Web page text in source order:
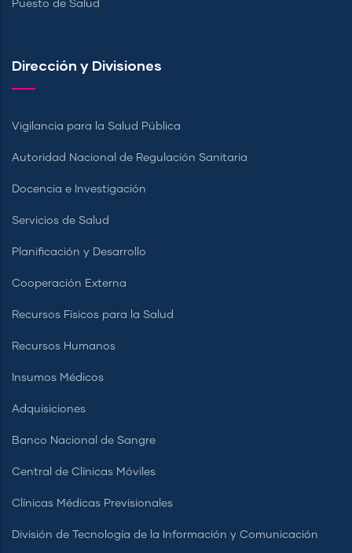
Puesto de Salud
Dirección y Divisiones
Vigilancia para la Salud Pública
Autoridad Nacional de Regulación Sanitaria
Docencia e Investigación
Servicios de Salud
Planificación y Desarrollo
Cooperación Externa
Recursos Físicos para la Salud
Recursos Humanos
Insumos Médicos
Adquisiciones
Banco Nacional de Sangre
Central de Clínicas Móviles
Clínicas Médicas Previsionales
División de Tecnología de la Información y Comunicación